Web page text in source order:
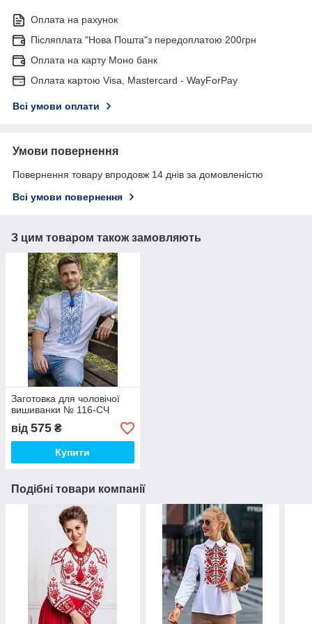
Оплата на рахунок
Післяплата "Нова Пошта"з передоплатою 200грн
Оплата на карту Моно банк
Оплата картою Visa, Mastercard - WayForPay
Всі умови оплати
Умови повернення
Повернення товару впродовж 14 днів за домовленістю
Всі умови повернення
З цим товаром також замовляють
Заготовка для чоловічої
вишиванки № 116-СЧ
від 575 ₴
Купити
Подібні товари компанії